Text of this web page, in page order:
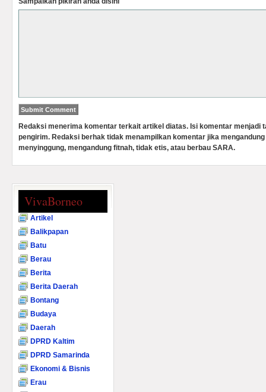
Redaksi menerima komentar terkait artikel diatas. Isi komentar menjadi
pengirim. Redaksi berhak tidak menampilkan komentar jika
menyinggung, mengandung fitnah, tidak etis, atau berbau SARA.
VivaBorneo
Artikel
Balikpapan
Batu
Berau
Berita
Berita Daerah
Bontang
Budaya
Daerah
DPRD Kaltim
DPRD Samarinda
Ekonomi & Bisnis
Erau